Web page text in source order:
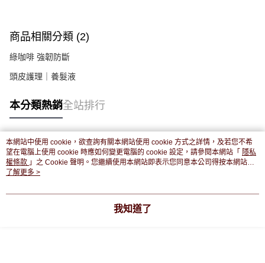
商品相關分類 (2)
綠咖啡 強韌防斷
頭皮護理｜養髮液
本分類熱銷全站排行
熱門標籤
本網站中使用 cookie，欲查詢有關本網站使用 cookie 方式之詳情，及若您不希
望在電腦上使用 cookie 時應如何變更電腦的 cookie 設定，請參閱本網站「 隱私
權條款 」之 Cookie 聲明。您繼續使用本網站即表示您同意本公司得按本網站使
用條款之 Cookie 聲明使用 cookie。
了解更多 >
我知道了